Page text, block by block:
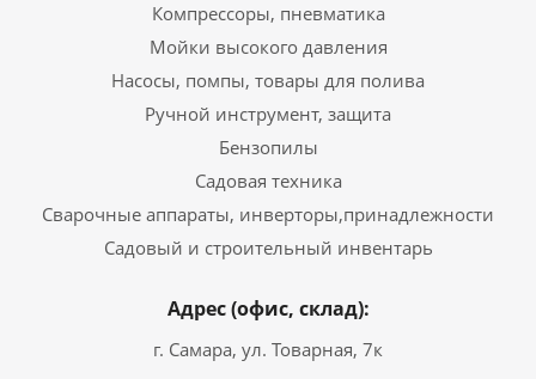
Компрессоры, пневматика
Мойки высокого давления
Насосы, помпы, товары для полива
Ручной инструмент, защита
Бензопилы
Садовая техника
Сварочные аппараты, инверторы,принадлежности
Садовый и строительный инвентарь
Адрес (офис, склад):
г. Самара, ул. Товарная, 7к